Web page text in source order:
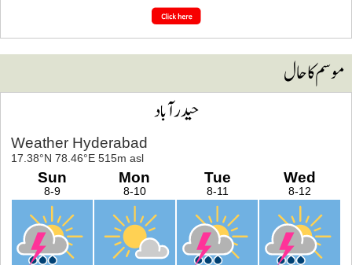
کا حال
حیدرآباد